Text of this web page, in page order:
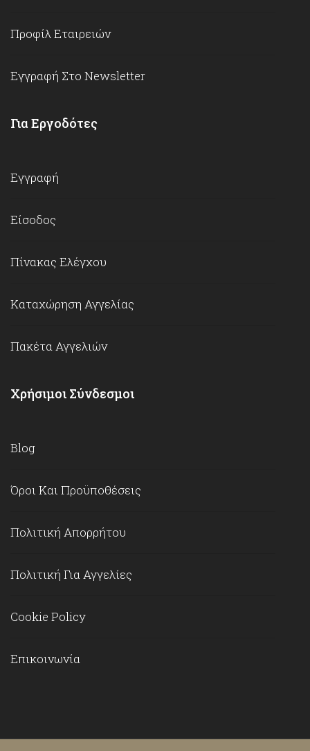
Προφίλ Εταιρειών
Εγγραφή Στο Newsletter
Για Εργοδότες
Εγγραφή
Είσοδος
Πίνακας Ελέγχου
Καταχώρηση Αγγελίας
Πακέτα Αγγελιών
Χρήσιμοι Σύνδεσμοι
Blog
Όροι Και Προϋποθέσεις
Πολιτική Απορρήτου
Πολιτική Για Αγγελίες
Cookie Policy
Επικοινωνία